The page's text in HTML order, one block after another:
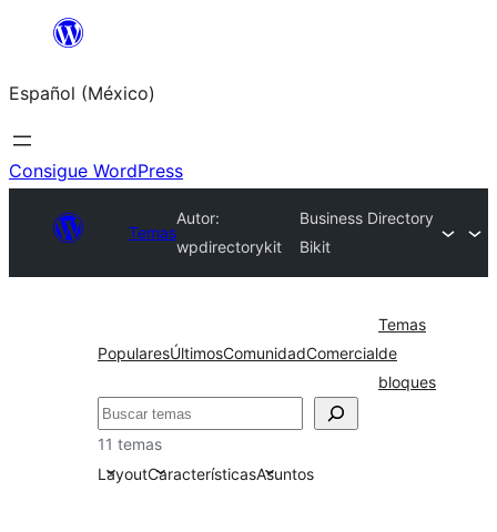
Saltar
contenido
Español (México)
Consigue WordPress
Temas
Autor:
wpdirectorykit
Business Directory
Bikit
PopularesÚltimosComunidadComercial
Temas
de
bloques
Buscar
11 temas
LayoutCaracterísticasAsuntos